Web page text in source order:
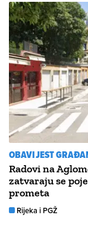
OBAVIJEST
Radovi na
zatvaraju se
prometa
Rijeka i PGŽ